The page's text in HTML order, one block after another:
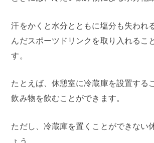
汗をかくと水分とともに塩分も失われ
んだスポーツドリンクを取り入れるこ
す。
たとえば、休憩室に冷蔵庫を設置する
飲み物を飲むことができます。
ただし、冷蔵庫を置くことができない